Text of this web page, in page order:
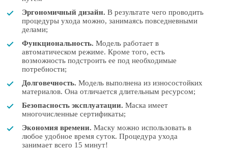
Эргономичный дизайн. В результате чего проводить
процедуры ухода можно, занимаясь повседневными
делами;
Функциональность. Модель работает в
автоматическом режиме. Кроме того, есть
возможность подстроить ее под необходимые
потребности;
Долговечность. Модель выполнена из износостойких
материалов. Она отличается длительным ресурсом;
Безопасность эксплуатации. Маска имеет
многочисленные сертификаты;
Экономия времени. Маску можно использовать в
любое удобное время суток. Процедура ухода
занимает всего 15 минут!